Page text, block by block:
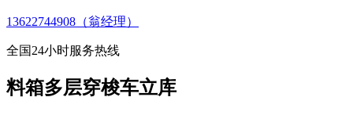
13622744908（翁经理）
全国24小时服务热线
料箱多层穿梭车立库